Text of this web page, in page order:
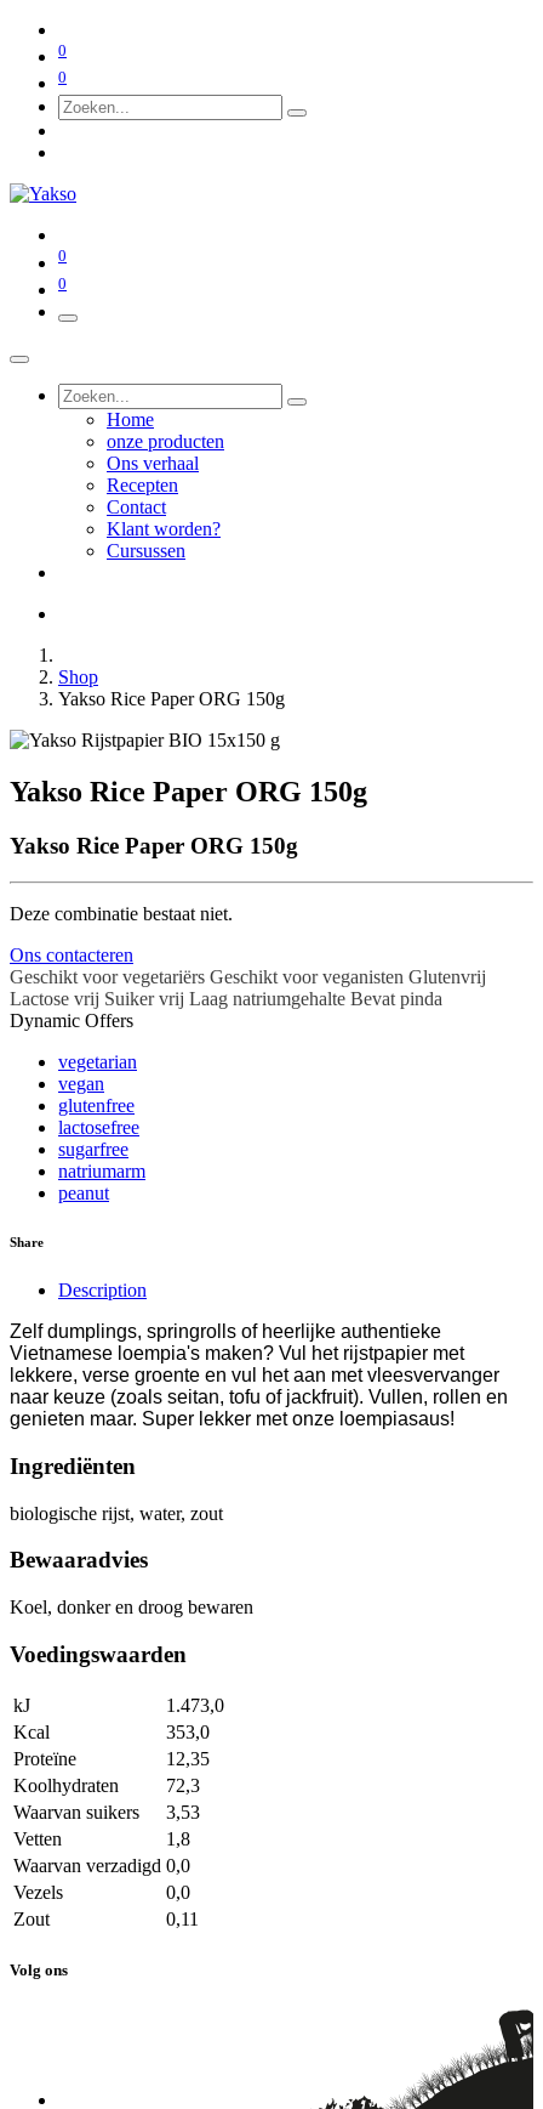
0
0
0
0
Home
onze producten
Ons verhaal
Recepten
Contact
Klant worden?
Cursussen
Shop
Yakso Rice Paper ORG 150g
Yakso Rice Paper ORG 150g
Yakso Rice Paper ORG 150g
Deze combinatie bestaat niet.
Ons contacteren
Geschikt voor vegetariërs Geschikt voor veganisten Glutenvrij
Lactose vrij Suiker vrij Laag natriumgehalte Bevat pinda
Dynamic Offers
vegetarian
vegan
glutenfree
lactosefree
sugarfree
natriumarm
peanut
Share
Description
Zelf dumplings, springrolls of heerlijke authentieke
Vietnamese loempia's maken? Vul het rijstpapier met
lekkere, verse groente en vul het aan met vleesvervanger
naar keuze (zoals seitan, tofu of jackfruit). Vullen, rollen en
genieten maar. Super lekker met onze loempiasaus!
Ingrediënten
biologische rijst, water, zout
Bewaaradvies
Koel, donker en droog bewaren
Voedingswaarden
kJ
1.473,0
Kcal
353,0
Proteïne
12,35
Koolhydraten
72,3
Waarvan suikers
3,53
Vetten
1,8
Waarvan verzadigd 0,0
Vezels
0,0
Zout
0,11
Volg ons